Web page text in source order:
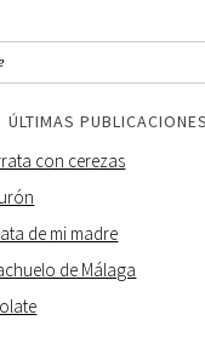
ÚLTIMAS PUBLICACIONES
con cerezas
de mi madre
de Málaga